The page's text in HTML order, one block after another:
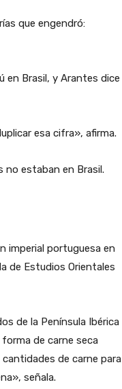
que engendró:
en Brasil, y Arantes dice
esa cifra», afirma.
estaban en Brasil.
imperial portuguesa en
de Estudios Orientales
de la Península Ibérica
de carne seca
de carne para
señala.